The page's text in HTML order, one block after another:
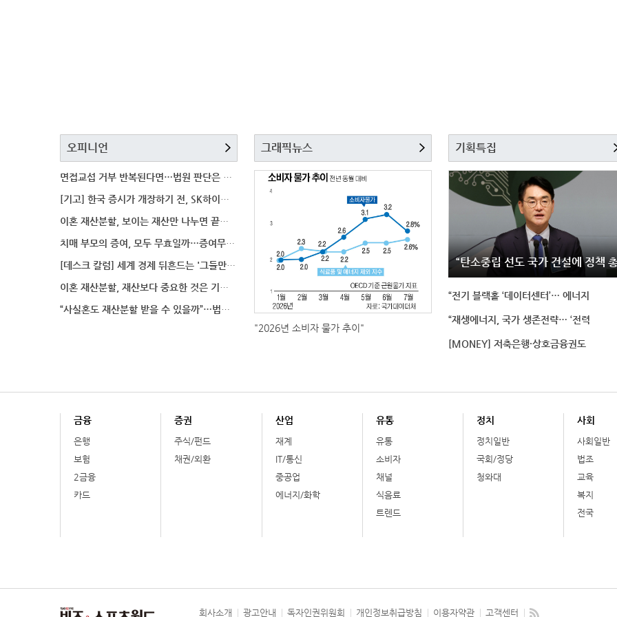
오피니언
면접교섭 거부 반복된다면…법원 판단은 달라질까
[기고] 한국 증시가 개장하기 전, SK하이닉스 가격은
이혼 재산분할, 보이는 재산만 나누면 끝일까…숨겨진 자
치매 부모의 증여, 모두 무효일까…증여무효 분쟁에서 법
[데스크 칼럼] 세계 경제 뒤흔드는 '그들만의 언어'
이혼 재산분할, 재산보다 중요한 것은 기여도 입증
“사실혼도 재산분할 받을 수 있을까”…법원이 살펴보는
그래픽뉴스
"2026년 소비자 물가 추이"
기획특집
“탄소중립 선도 국가 건설에 정책
“전기 블랙홀 ‘데이터센터’… 에너지
“재생에너지, 국가 생존전략… ‘전력
[MONEY] 저축은행·상호금융권도
금융
은행
보험
2금융
카드
증권
주식/펀드
채권/외환
산업
재계
IT/통신
중공업
에너지/화학
유통
유통
소비자
채널
식음료
트렌드
정치
정치일반
국회/정당
청와대
사회
사회일반
법조
교육
복지
전국
회사소개 광고안내 독자인권위원회 개인정보취급방침 이용자약관 고객센터